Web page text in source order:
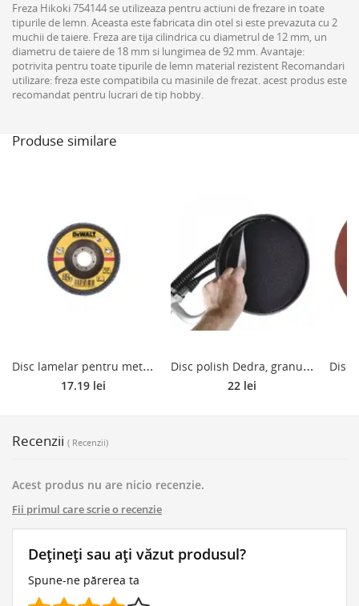
Freza Hikoki 754144 se utilizeaza pentru actiuni de frezare in toate
tipurile de lemn. Aceasta este fabricata din otel si este prevazuta cu 2
muchii de taiere. Freza are tija cilindrica cu diametrul de 12 mm, un
diametru de taiere de 18 mm si lungimea de 92 mm. Avantaje:
potrivita pentru toate tipurile de lemn material rezistent Recomandari
utilizare: freza este compatibila cu masinile de frezat. acest produs este
recomandat pentru lucrari de tip hobby.
Produse similare
D
isc lamelar pentru metal DeWalt DT3310, 125 mm, granulatie 80
17.19 lei
D
isc polish Dedra, granulatie 120, 225 mm, 5 buc/set
22 lei
Recenzii ( Recenzii)
Acest produs nu are nicio recenzie.
Fii primul care scrie o recenzie
Dețineți sau ați văzut produsul?
Spune-ne părerea ta